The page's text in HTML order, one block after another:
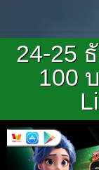
24-25
100